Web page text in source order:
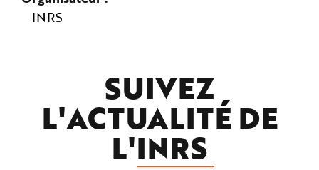
INRS
SUIVEZ
L'ACTUALITÉ DE
L'INRS